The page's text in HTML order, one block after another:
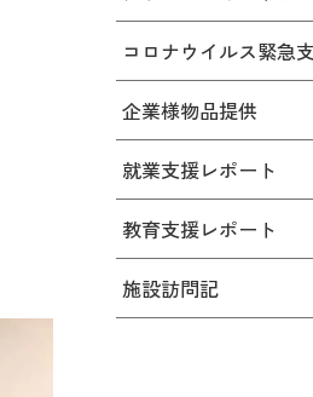
コロナウイルス緊急
企業様物品提供
就業支援レポート
教育支援レポート
施設訪問記